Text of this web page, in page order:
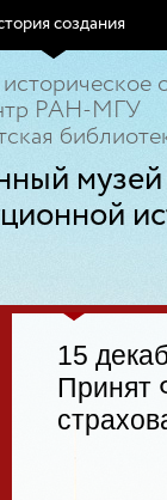
создания
РАН-МГУ
музей
15
Принят